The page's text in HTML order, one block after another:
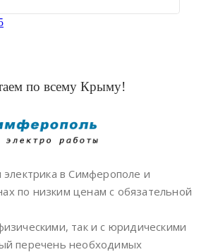
по всему Крыму!
электрика в Симферополе и
по низким ценам с обязательной
так и с юридическими
перечень необходимых